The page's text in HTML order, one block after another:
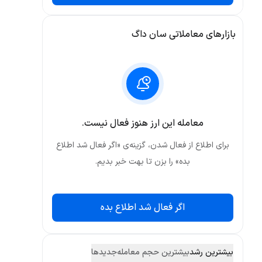
بازارهای معاملاتی سان داگ
معامله این ارز هنوز فعال نیست.
برای اطلاع از فعال شدن، گزینه‌ی «اگر فعال شد اطلاع
بده» را بزن تا بهت خبر بدیم.
اگر فعال شد اطلاع بده
بیشترین رشدبیشترین حجم معاملهجدید‌ها